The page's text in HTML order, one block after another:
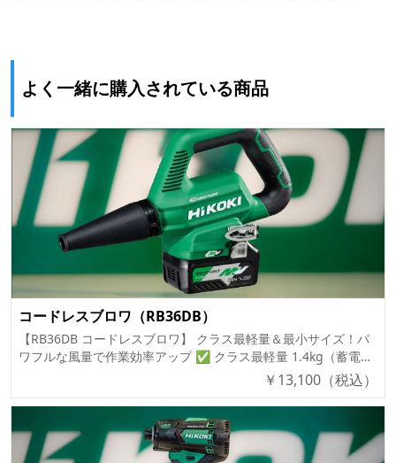
よく一緒に購入されている商品
コードレスブロワ（RB36DB）
【RB36DB コードレスブロワ】 クラス最軽量＆最小サイズ！パ
ワフルな風量で作業効率アップ ✅ クラス最軽量 1.4kg（蓄電池
装着時） ✅ 低騒音・低振動設計で快適作業 ✅ 3段階の風量調
節で用途に合わせた作業が可能 ✅ 最大風速 102m/s の強力パワ
ー ✅ 吊り下げ用フック付きで収納や持ち運びが便利 ✅ 電動工
具の掃除にも活躍！ 🔹 商品概要 「RB36DB コードレスブロ
ワ」は、36Vマルチボルトバッテリー対応のパワフルなブロワ。
￥13,100 （税込）